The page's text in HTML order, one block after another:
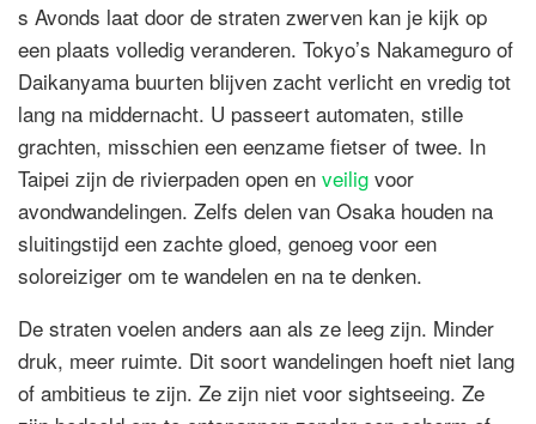
s Avonds laat door de straten zwerven kan je kijk op
een plaats volledig veranderen. Tokyo’s Nakameguro of
Daikanyama buurten blijven zacht verlicht en vredig tot
lang na middernacht. U passeert automaten, stille
grachten, misschien een eenzame fietser of twee. In
Taipei zijn de rivierpaden open en veilig voor
avondwandelingen. Zelfs delen van Osaka houden na
sluitingstijd een zachte gloed, genoeg voor een
soloreiziger om te wandelen en na te denken.
De straten voelen anders aan als ze leeg zijn. Minder
druk, meer ruimte. Dit soort wandelingen hoeft niet lang
of ambitieus te zijn. Ze zijn niet voor sightseeing. Ze